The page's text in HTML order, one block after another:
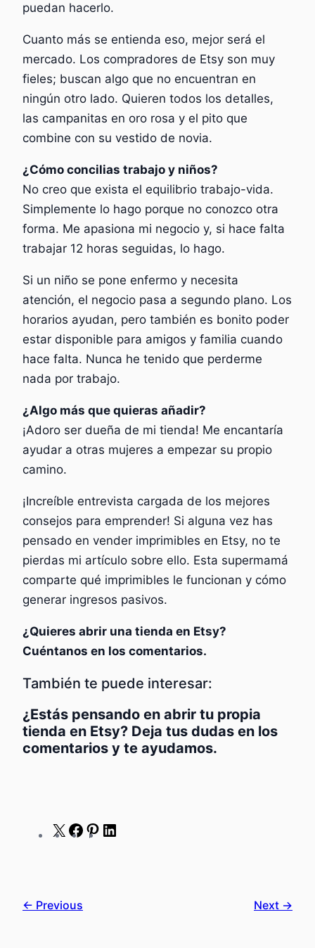
puedan hacerlo.
Cuanto más se entienda eso, mejor será el
mercado. Los compradores de Etsy son muy
fieles; buscan algo que no encuentran en
ningún otro lado. Quieren todos los detalles,
las campanitas en oro rosa y el pito que
combine con su vestido de novia.
¿Cómo concilias trabajo y niños?
No creo que exista el equilibrio trabajo-vida.
Simplemente lo hago porque no conozco otra
forma. Me apasiona mi negocio y, si hace falta
trabajar 12 horas seguidas, lo hago.
Si un niño se pone enfermo y necesita
atención, el negocio pasa a segundo plano. Los
horarios ayudan, pero también es bonito poder
estar disponible para amigos y familia cuando
hace falta. Nunca he tenido que perderme
nada por trabajo.
¿Algo más que quieras añadir?
¡Adoro ser dueña de mi tienda! Me encantaría
ayudar a otras mujeres a empezar su propio
camino.
¡Increíble entrevista cargada de los mejores
consejos para emprender! Si alguna vez has
pensado en vender imprimibles en Etsy, no te
pierdas mi artículo sobre ello. Esta supermamá
comparte qué imprimibles le funcionan y cómo
generar ingresos pasivos.
¿Quieres abrir una tienda en Etsy?
Cuéntanos en los comentarios.
También te puede interesar:
¿Estás pensando en abrir tu propia
tienda en Etsy? Deja tus dudas en los
comentarios y te ayudamos.
X Facebook
Pinterest
← Previous Next →